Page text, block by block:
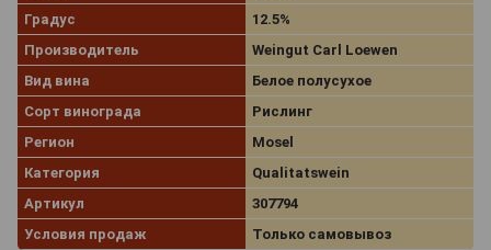
Градус
12.5%
Производитель
Weingut Carl Loewen
Вид вина
Белое полусухое
Сорт винограда
Рислинг
Регион
Mosel
Категория
Qualitatswein
Артикул
307794
Условия продаж
Только самовывоз